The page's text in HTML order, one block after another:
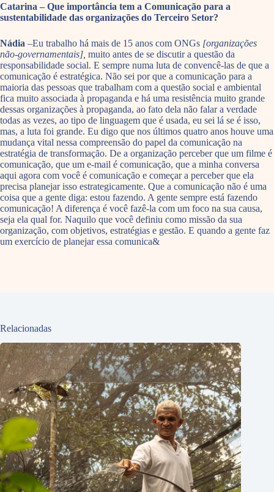
Catarina – Que importância tem a Comunicação para a
sustentabilidade das organizações do Terceiro Setor?
Nádia –Eu trabalho há mais de 15 anos com ONGs [organizações
não-governamentais], muito antes de se discutir a questão da
responsabilidade social. E sempre numa luta de convencê-las de que a
comunicação é estratégica. Não sei por que a comunicação para a
maioria das pessoas que trabalham com a questão social e ambiental
fica muito associada à propaganda e há uma resistência muito grande
dessas organizações à propaganda, ao fato dela não falar a verdade
todas as vezes, ao tipo de linguagem que é usada, eu sei lá se é isso,
mas, a luta foi grande. Eu digo que nos últimos quatro anos houve uma
mudança vital nessa compreensão do papel da comunicação na
estratégia de transformação. De a organização perceber que um filme é
comunicação, que um e-mail é comunicação, que a minha conversa
aqui agora com você é comunicação e começar a perceber que ela
precisa planejar isso estrategicamente. Que a comunicação não é uma
coisa que a gente diga: estou fazendo. A gente sempre está fazendo
comunicação! A diferença é você fazê-la com um foco na sua causa,
seja ela qual for. Naquilo que você definiu como missão da sua
organização, com objetivos, estratégias e gestão. E quando a gente faz
um exercício de planejar essa comunica&
Relacionadas